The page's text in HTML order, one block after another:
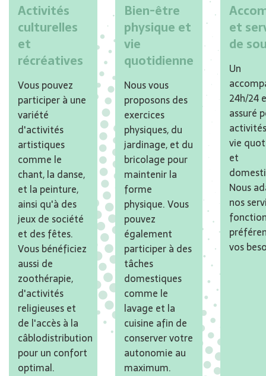
Activités
culturelles
et
récréatives
Vous pouvez
participer à une
variété
d'activités
artistiques
comme le
chant, la danse,
et la peinture,
ainsi qu'à des
jeux de société
et des fêtes.
Vous bénéficiez
aussi de
zoothérapie,
d'activités
religieuses et
de l'accès à la
câblodistribution
pour un confort
optimal.
Bien-être
physique et
vie
quotidienne
Nous vous
proposons des
exercices
physiques, du
jardinage, et du
bricolage pour
maintenir la
forme
physique. Vous
pouvez
également
participer à des
tâches
domestiques
comme le
lavage et la
cuisine afin de
conserver votre
autonomie au
maximum.
et
de
Un
24h/24
assuré
vie
et
Nous
nos
vos